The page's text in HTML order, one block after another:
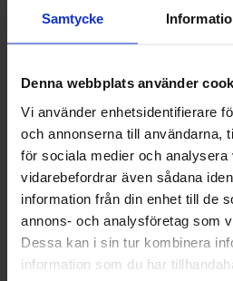
Samtycke
Denna webbplats använder
Vi använder enhetsidentifierare
och annonserna till användarna,
för sociala medier och analysera
vidarebefordrar även sådana
information från din enhet till de
annons- och analysföretag som
Dessa kan i sin tur kombinera
information som du har
Behöver du hjälp?
Beskrivning
Teknisk specifikation
samt utvändig cylinder och
(matt). Handtaget levereras som
monterat på dörrbladet.